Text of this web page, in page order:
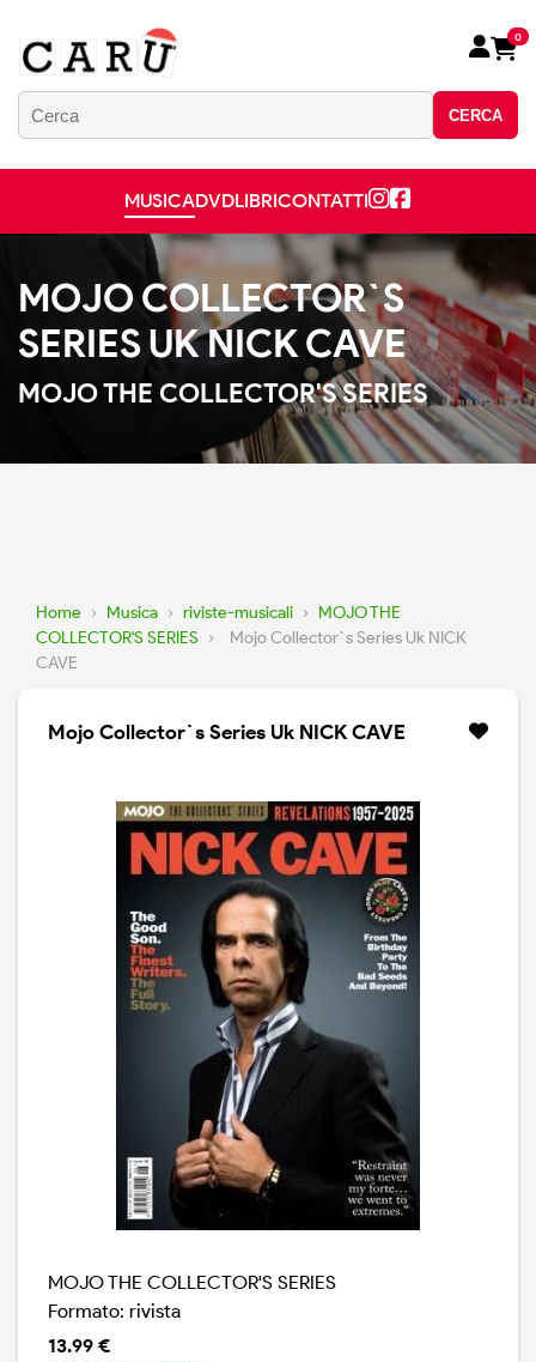
CERCA
0
MUSICADVDLIBRICONTATTI
MOJO COLLECTOR`S
SERIES UK NICK CAVE
MOJO THE COLLECTOR'S SERIES
Home › Musica › riviste-musicali › MOJO THE
COLLECTOR'S SERIES ›
Mojo Collector`s Series Uk NICK
CAVE
Mojo Collector`s Series Uk NICK CAVE
MOJO THE COLLECTOR'S SERIES
Formato: rivista
13.99 €